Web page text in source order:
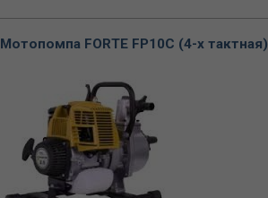
Мотопомпа FORTE FP10C (4-х тактная)